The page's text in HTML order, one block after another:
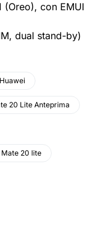
(Oreo), con EMUI
dual stand-by)
Huawei
20 Lite Anteprima
Mate 20 lite